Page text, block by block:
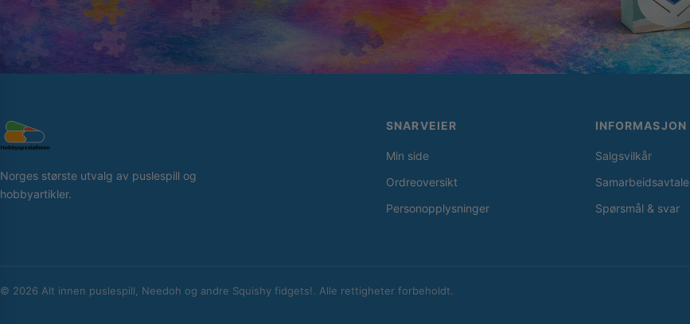
Norges største utvalg av puslespill og
hobbyartikler.
SNARVEIER
Min side
Ordreoversikt
Personopplysninger
INFORMASJON
Salgsvilkår
Samarbeidsavtale
Spørsmål & svar
© 2026 Alt innen puslespill, Needoh og andre Squishy fidgets!. Alle rettigheter forbeholdt.